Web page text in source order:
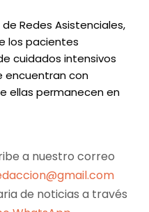
Redes Asistenciales,
los pacientes
cuidados intensivos
encuentran con
ellas permanecen en
a nuestro correo
de noticias a través